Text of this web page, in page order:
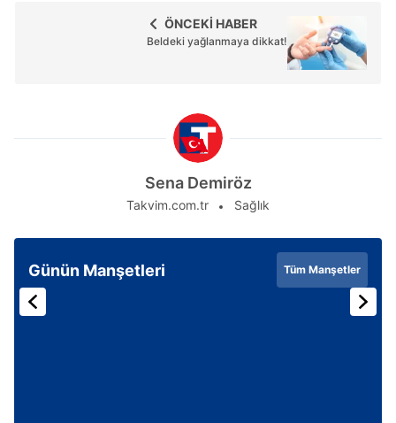
ÖNCEKİ HABER
Beldeki yağlanmaya dikkat!
Sena Demiröz
Takvim.com.tr Sağlık
Günün Manşetleri Tüm Manşetler